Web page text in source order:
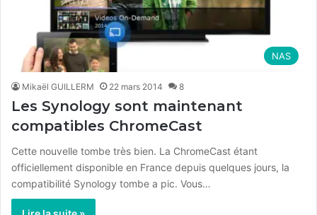
NAS
Mikaël GUILLERM 22 mars 2014 8
Les Synology sont maintenant
compatibles ChromeCast
Cette nouvelle tombe très bien. La ChromeCast étant
officiellement disponible en France depuis quelques jours, la
compatibilité Synology tombe a pic. Vous…